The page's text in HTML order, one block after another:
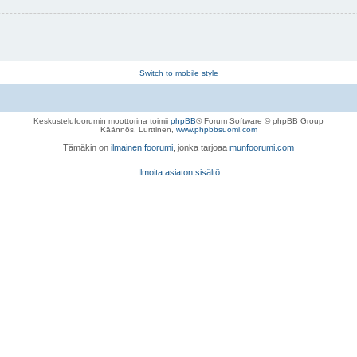
Switch to mobile style
Keskustelufoorumin moottorina toimii phpBB® Forum Software © phpBB Group
Käännös, Lurttinen, www.phpbbsuomi.com
Tämäkin on ilmainen foorumi , jonka tarjoaa munfoorumi.com
Ilmoita asiaton sisältö